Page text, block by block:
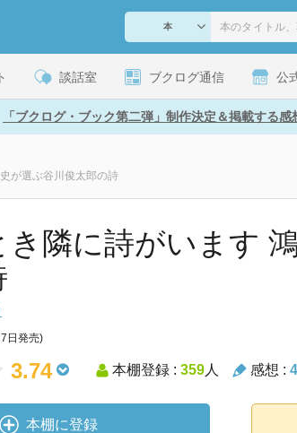
談話室 ブクログ通信 公
「ブクログ・ブック第二弾」制作決定＆掲載する感
が選ぶ谷川俊太郎の詩
き隣に詩がいます
日発売)
3.74 本棚登録 : 359人 感想 :
本棚に登録